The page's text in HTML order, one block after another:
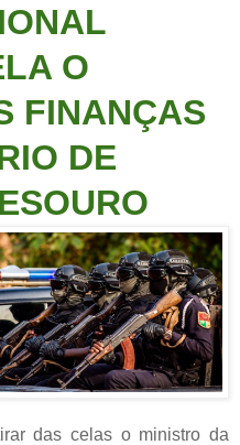
O
FINANÇAS
DE
das celas o ministro da